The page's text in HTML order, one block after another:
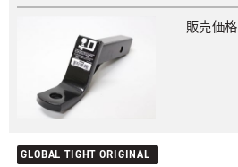
販売価格
GLOBAL TIGHT ORIGINAL